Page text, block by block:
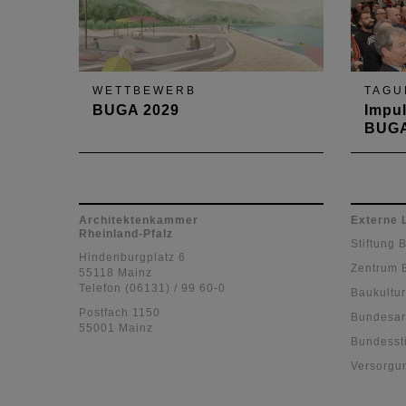
WETTBEWERB
BUGA 2029
Pfalz
Architektenkammer
Rheinland-Pfalz
Hindenburgplatz 6
55118 Mainz
Telefon (06131) / 99 60-0
Postfach 1150
55001 Mainz
Externe
Stiftung
Zentrum